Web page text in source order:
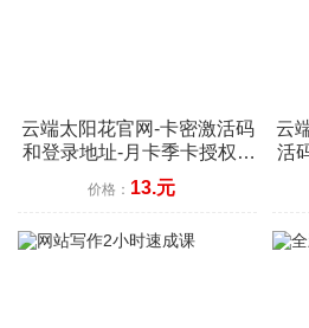
云端太阳花官网-卡密激活码
和登录地址-月卡季卡授权-7
天退换
价格： 13.元
云
活